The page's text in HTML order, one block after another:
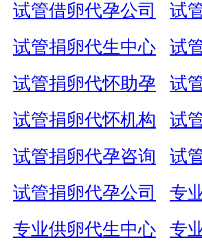
试管借卵代孕公司
试
试管捐卵代生中心
试
试管捐卵代怀助孕
试
试管捐卵代怀机构
试
试管捐卵代孕咨询
试
试管捐卵代孕公司
专
专业供卵代生中心
专